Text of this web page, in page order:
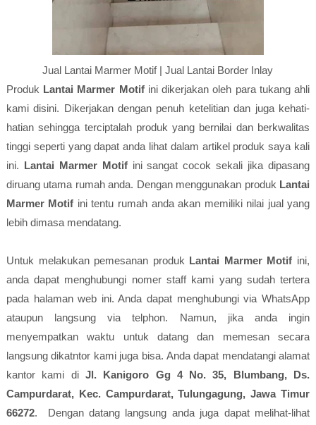
Jual Lantai Marmer Motif | Jual Lantai Border Inlay
Produk Lantai Marmer Motifini dikerjakan oleh para tukang ahli
kami disini. Dikerjakan dengan penuh ketelitian dan juga kehati-
hatian sehingga terciptalah produk yang bernilai dan berkwalitas
tinggi seperti yang dapat anda lihat dalam artikel produk saya kali
ini. Lantai Marmer Motif ini sangat cocok sekali jika dipasang
diruang utama rumah anda. Dengan menggunakan produk Lantai
Marmer Motif ini tentu rumah anda akan memiliki nilai jual yang
lebih dimasa mendatang.
Untuk melakukan pemesanan produk Lantai Marmer Motif ini,
anda dapat menghubungi nomer staff kami yang sudah tertera
pada halaman web ini. Anda dapat menghubungi via WhatsApp
ataupun langsung via telphon. Namun, jika anda ingin
menyempatkan waktu untuk datang dan memesan secara
langsung dikatntor kami juga bisa. Anda dapat mendatangi alamat
kantor kami di Jl. Kanigoro Gg 4 No. 35, Blumbang, Ds.
Campurdarat, Kec. Campurdarat, Tulungagung, Jawa Timur
66272. Dengan datang langsung anda juga dapat melihat-lihat